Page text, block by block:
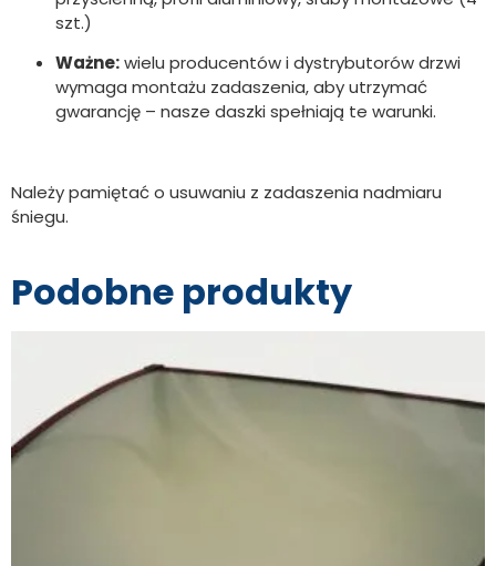
szt.)
Ważne:wielu producentów i dystrybutorów drzwi
wymaga montażu zadaszenia, aby utrzymać
gwarancję – nasze daszki spełniają te warunki.
Należy pamiętać o usuwaniu z zadaszenia nadmiaru
śniegu.
Podobne produkty